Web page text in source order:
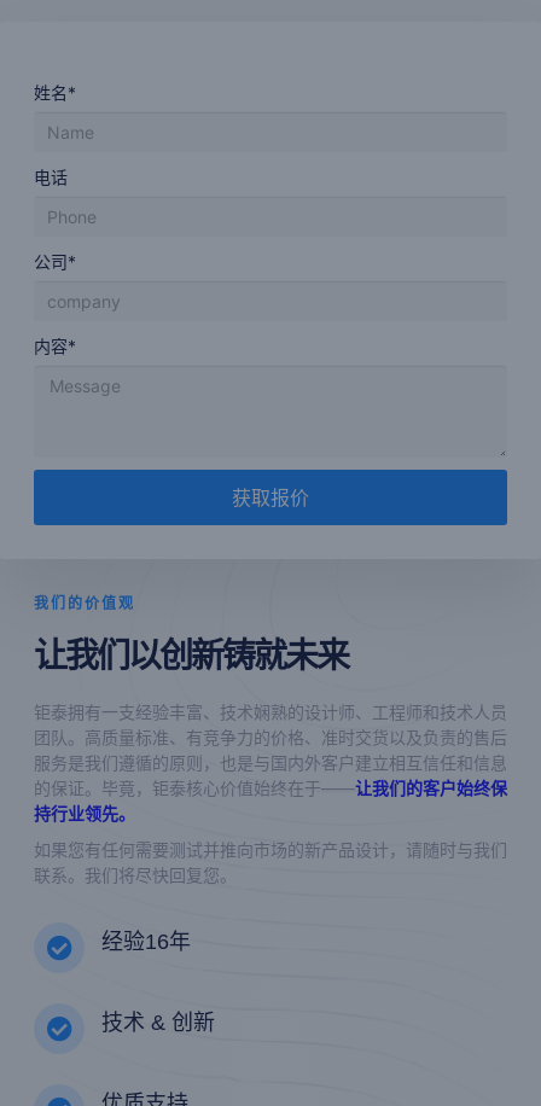
姓名*
电话
公司*
内容*
获取报价
我们的价值观
让我们以创新铸就未来
钜泰拥有一支经验丰富、技术娴熟的设计师、工程师和技术人员
团队。高质量标准、有竞争力的价格、准时交货以及负责的售后
服务是我们遵循的原则，也是与国内外客户建立相互信任和信息
的保证。毕竟，钜泰核心价值始终在于——让我们的客户始终保
持行业领先。
如果您有任何需要测试并推向市场的新产品设计，请随时与我们
联系。我们将尽快回复您。
经验16年
技术 & 创新